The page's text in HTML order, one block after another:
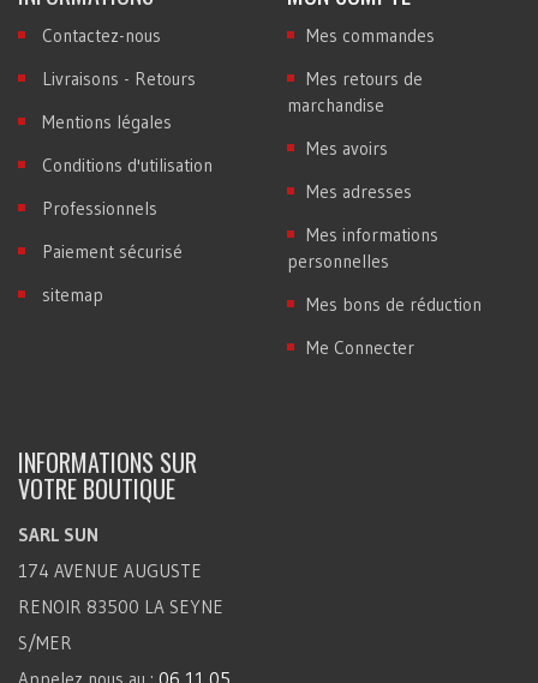
Contactez-nous
Livraisons - Retours
Mentions légales
Conditions d'utilisation
Professionnels
Paiement sécurisé
sitemap
Mes commandes
Mes retours de
marchandise
Mes avoirs
Mes adresses
Mes informations
personnelles
Mes bons de réduction
Me Connecter
INFORMATIONS SUR
VOTRE BOUTIQUE
SARL SUN
174 AVENUE AUGUSTE
RENOIR 83500 LA SEYNE
S/MER